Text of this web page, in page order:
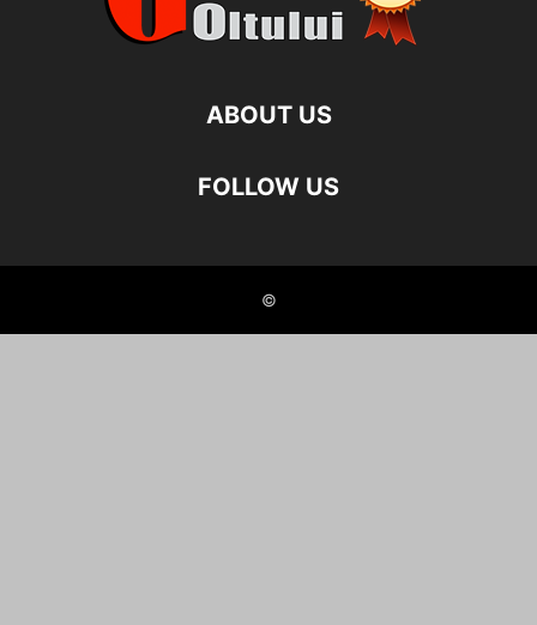
ABOUT US
FOLLOW US
©